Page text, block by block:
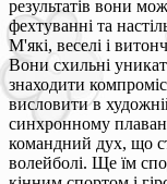
результатів вони
фехтуванні та
М'які, веселі і
Вони схильні
знаходити
висловити в
синхронному
командний дух, що
волейболі. Ще їм